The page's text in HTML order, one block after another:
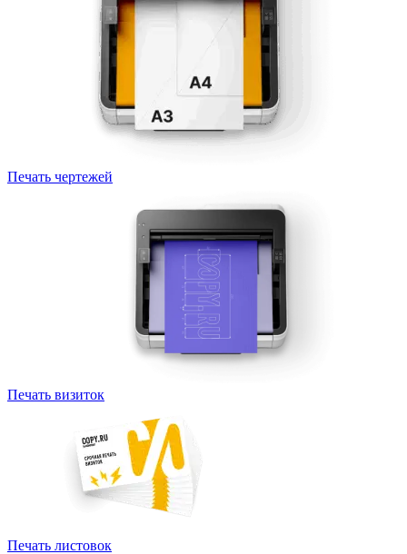
Печать чертежей
Печать визиток
Печать листовок